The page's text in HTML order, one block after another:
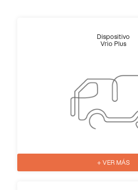
Dispositivo
Vrio Plus
+ VER MÁS